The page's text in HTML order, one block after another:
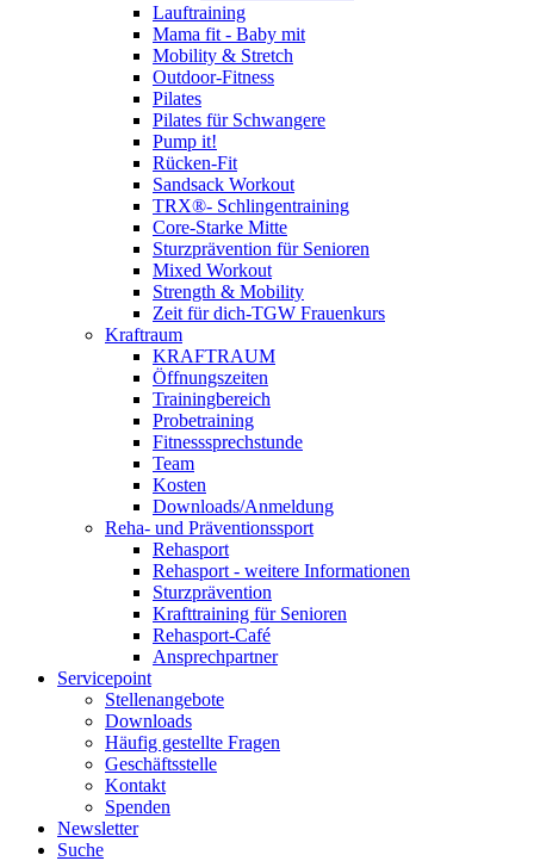
Lauftraining
Mama fit - Baby mit
Mobility & Stretch
Outdoor-Fitness
Pilates
Pilates für Schwangere
Pump it!
Rücken-Fit
Sandsack Workout
TRX®- Schlingentraining
Core-Starke Mitte
Sturzprävention für Senioren
Mixed Workout
Strength & Mobility
Zeit für dich-TGW Frauenkurs
Kraftraum
KRAFTRAUM
Öffnungszeiten
Trainingbereich
Probetraining
Fitnesssprechstunde
Team
Kosten
Downloads/Anmeldung
Reha- und Präventionssport
Rehasport
Rehasport - weitere Informationen
Sturzprävention
Krafttraining für Senioren
Rehasport-Café
Ansprechpartner
Servicepoint
Stellenangebote
Downloads
Häufig gestellte Fragen
Geschäftsstelle
Kontakt
Spenden
Newsletter
Suche